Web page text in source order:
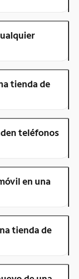
tienda de
teléfonos
en una
tienda de